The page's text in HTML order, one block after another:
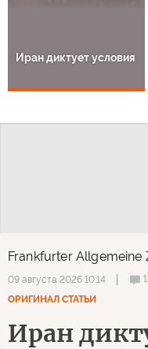
Иран диктует условия
Frankfurter Allgemeine
09 августа 2026 10:14 1
ОРИГИНАЛ СТАТЬИ
Иран